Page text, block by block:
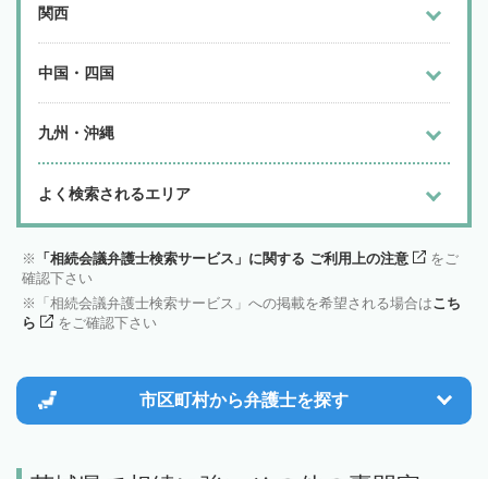
関西
中国・四国
九州・沖縄
よく検索されるエリア
「相続会議弁護士検索サービス」に関する ご利用上の注意
をご
確認下さい
「相続会議弁護士検索サービス」への掲載を希望される場合はこち
ら
をご確認下さい
市区町村から弁護士を探す